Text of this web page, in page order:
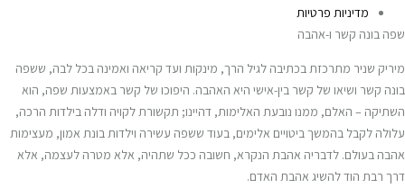
מדיניות פרטיות
שפה בונה קשר ו-אהבה
מיריק שניר מתרכזת בכתיבה לגיל הרך, מינקות ועד קריאה ואמינה בכל לבה, ששפה
בונה קשר ושיאו של קשר בין-אישי היא האהבה. היפוכו של קשר באמצעות שפה, הוא
השתיקה – האלם, ממנו נובעת האלימות, דהיינו; תקשורת לקויה ודלה בילדות הרכה,
עלולה לקבל בהמשך ביטויים אלימים, בעוד ששפה עשירה וילדות בונת אמון, מעצימות
אהבה בעולם. לדבריה אהבת הנקרא, חשובה ככל שתהיה, אלא מטרה לעצמה, אלא
דרך רבת הוד להשיג אהבת האדם.